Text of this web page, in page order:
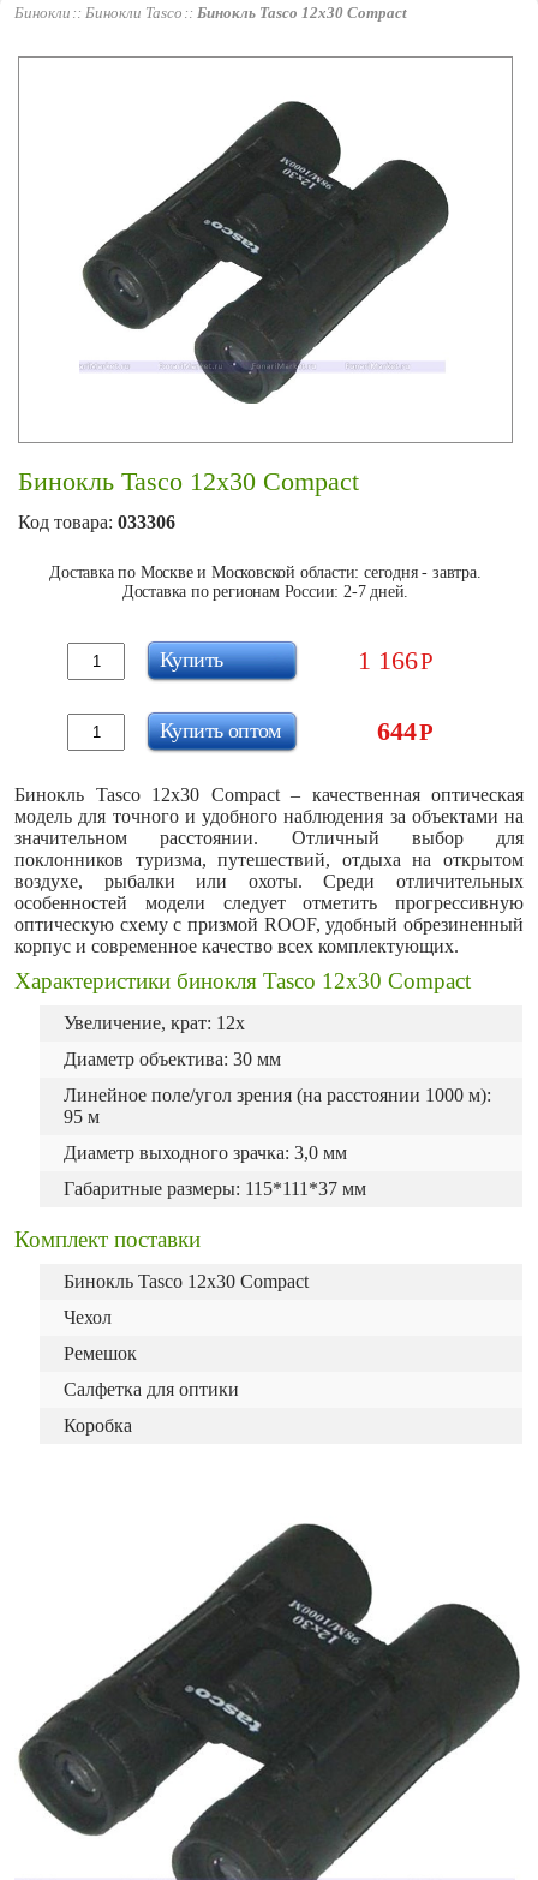
Бинокли Бинокли Tasco Бинокль Tasco 12х30 Compact
Бинокль Tasco 12х30 Compact
Код товара: 033306
Доставка по Москве и Московской области: сегодня - завтра.
Доставка по регионам России: 2-7 дней.
1 166Р
Купить
644Р
Купить оптом
Бинокль Tasco 12х30 Compact – качественная оптическая
модель для точного и удобного наблюдения за объектами на
значительном расстоянии. Отличный выбор для
поклонников туризма, путешествий, отдыха на открытом
воздухе, рыбалки или охоты. Среди отличительных
особенностей модели следует отметить прогрессивную
оптическую схему с призмой ROOF, удобный обрезиненный
корпус и современное качество всех комплектующих.
Характеристики бинокля Tasco 12x30 Compact
Увеличение, крат: 12х
Диаметр объектива: 30 мм
Линейное поле/угол зрения (на расстоянии 1000 м):
95 м
Диаметр выходного зрачка: 3,0 мм
Габаритные размеры: 115*111*37 мм
Комплект поставки
Бинокль Tasco 12х30 Compact
Чехол
Ремешок
Салфетка для оптики
Коробка